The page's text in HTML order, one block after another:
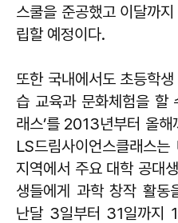
스쿨을 준공했고 이달까
립할 예정이다.
또한 국내에서도 초등학
습 교육과 문화체험을 할
래스’를 2013년부터 올
LS드림사이언스클래스
지역에서 주요 대학 공대
생들에게 과학 창작 활동
난달 3일부터 31일까지